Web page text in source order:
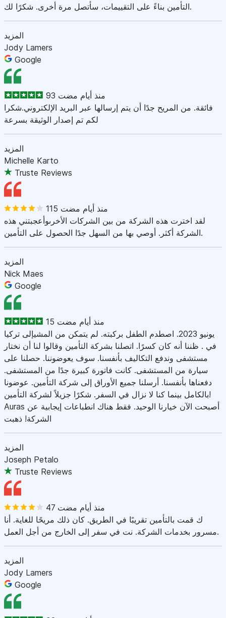
التأمين بناءً على التقييمات، سأتصل مرة أخرى. شكرًا لك.
المزيد
Jody Lamers
Google
93 منذ أيام مضت
فائقة. من المريح جدًا أن يتم إرسالها عبر البريد الإلكتروني.شكرا
لكم تم إصدار الوثيقة بسرعة
المزيد
Michelle Karto
Truste Reviews
115 منذ أيام مضت
لقد اخترت هذه الشركة من بين الشركات الأخرىوأعجبتني هذه
الشركة أكثر. أوصي بها من السهل جدًا الحصول على التأمين.
المزيد
Nick Maes
Google
15 منذ أيام مضت
يونيو 2023. اصطدم الطفل بركبته. لم يتمكن من المشيإلى تركيا
في . ظننا أنه كان كسرًا. اتصلنا بشركة التأمين وقالوا لنا أن نختار
مستشفى وندفع التكاليف بأنفسنا. سوف يعوضوننا. حصلنا على
سيارة من المستشفى. كانت فاتورة كبيرة جدًا من المستشفى.
دفعناها بأنفسنا. أرسلنا جميع الأوراق إلى شركة التأمين. عوضونا
بالكامل بينما كنا لا نزال في السفر. شكرًا جزيلاً لشركة التأمين!
Auras أصبحت الآن خيارنا الوحيد. فقط هناك انطباعات إيجابية عن
الشركة! ذهبت
المزيد
Joseph Petalo
Truste Reviews
47 منذ أيام مضت
ك قمت بالتأمين تقريبًا في الطريق. كان ذلك مريحًا للغاية. أنا
مسرور بخدمات الشركة. نت في سفر إلى الخارج من أجل العمل.
المزيد
Jody Lamers
Google